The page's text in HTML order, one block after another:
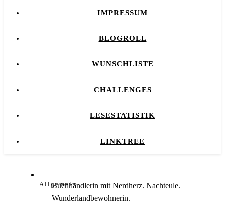
IMPRESSUM
BLOGROLL
WUNSCHLISTE
CHALLENGES
LESESTATISTIK
LINKTREE
Allgemein
Buchhändlerin mit Nerdherz. Nachteule.
Wunderlandbewohnerin.